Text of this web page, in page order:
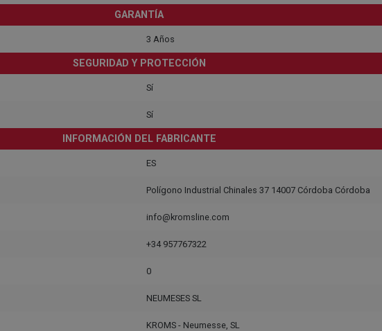
GARANTÍA
3 Años
SEGURIDAD Y PROTECCIÓN
Sí
Sí
INFORMACIÓN DEL FABRICANTE
ES
Polígono Industrial Chinales 37 14007 Córdoba Córdoba
info@kromsline.com
+34 957767322
0
NEUMESES SL
KROMS - Neumesse, SL